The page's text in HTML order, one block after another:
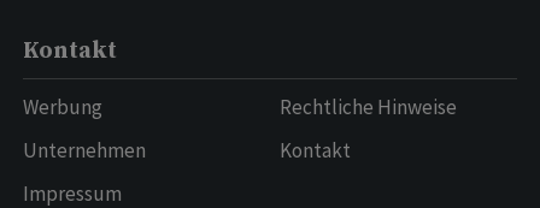
Kontakt
Werbung
Unternehmen
Impressum
Rechtliche Hinweise
Kontakt